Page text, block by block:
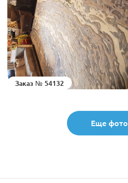
Заказ № 54132
Еще фото